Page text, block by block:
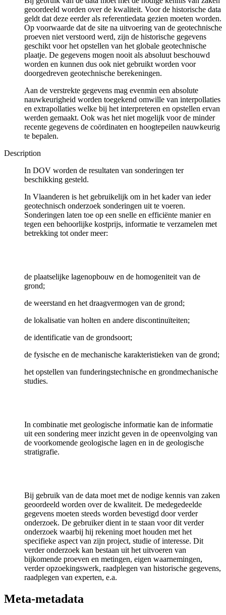
geoordeeld worden over de kwaliteit. Voor de historische data
geldt dat deze eerder als referentiedata gezien moeten worden.
Op voorwaarde dat de site na uitvoering van de geotechnische
proeven niet verstoord werd, zijn de historische gegevens
geschikt voor het opstellen van het globale geotechnische
plaatje. De gegevens mogen nooit als absoluut beschouwd
worden en kunnen dus ook niet gebruikt worden voor
doorgedreven geotechnische berekeningen.
Aan de verstrekte gegevens mag evenmin een absolute
nauwkeurigheid worden toegekend omwille van interpollaties
en extrapollaties welke bij het interpreteren en opstellen ervan
werden gemaakt. Ook was het niet mogelijk voor de minder
recente gegevens de coördinaten en hoogtepeilen nauwkeurig
te bepalen.
Description
In DOV worden de resultaten van sonderingen ter
beschikking gesteld.
In Vlaanderen is het gebruikelijk om in het kader van ieder
geotechnisch onderzoek sonderingen uit te voeren.
Sonderingen laten toe op een snelle en efficiënte manier en
tegen een behoorlijke kostprijs, informatie te verzamelen met
betrekking tot onder meer:
de plaatselijke lagenopbouw en de homogeniteit van de
grond;
de weerstand en het draagvermogen van de grond;
de lokalisatie van holten en andere discontinuïteiten;
de identificatie van de grondsoort;
de fysische en de mechanische karakteristieken van de grond;
het opstellen van funderingstechnische en grondmechanische
studies.
In combinatie met geologische informatie kan de informatie
uit een sondering meer inzicht geven in de opeenvolging van
de voorkomende geologische lagen en in de geologische
stratigrafie.
Bij gebruik van de data moet met de nodige kennis van zaken
geoordeeld worden over de kwaliteit. De medegedeelde
gegevens moeten steeds worden bevestigd door verder
onderzoek. De gebruiker dient in te staan voor dit verder
onderzoek waarbij hij rekening moet houden met het
specifieke aspect van zijn project, studie of interesse. Dit
verder onderzoek kan bestaan uit het uitvoeren van
bijkomende proeven en metingen, eigen waarnemingen,
verder opzoekingswerk, raadplegen van historische gegevens,
raadplegen van experten, e.a.
Meta-metadata